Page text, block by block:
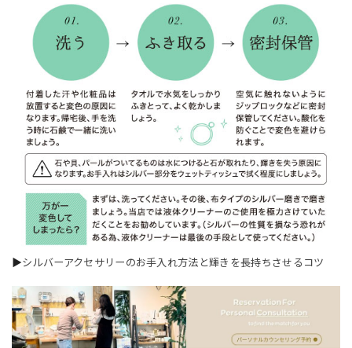
▶シルバーアクセサリーのお手入れ方法と輝きを長持ちさせるコツ